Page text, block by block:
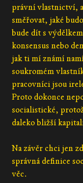
právní vlastnictví,
směřovat, jaké
bude dít s
konsensus nebo
jak ti mí známí
soukromém
pracovníci jsou
Proto dokonce
socialistické,
daleko bližší
Na závěr chci jen
správná definice
věc.